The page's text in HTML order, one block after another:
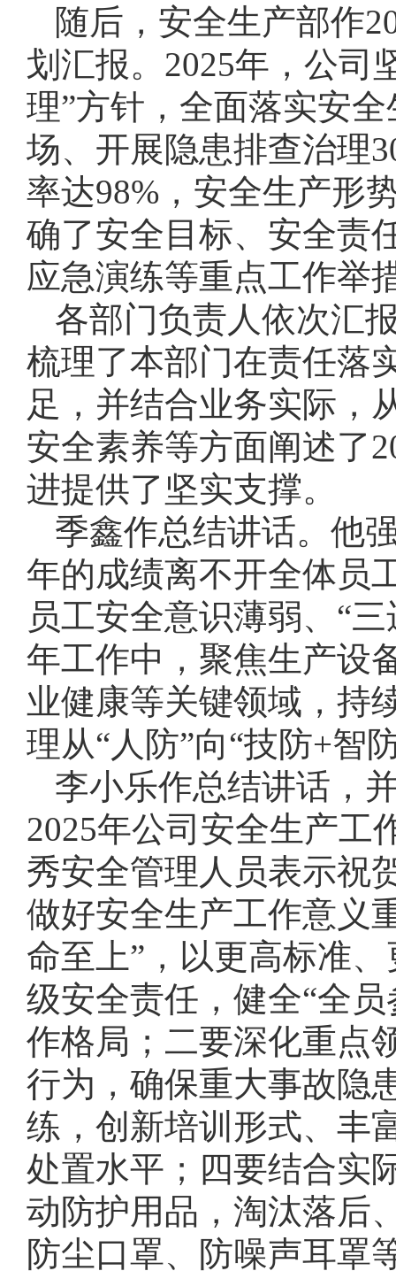
随后，安全生产部作
划汇报。2025年，公司
理”方针，全面落实安
场、开展隐患排查治理
率达98%，安全生产形
确了安全目标、安全责
应急演练等重点工作举
各部门负责人依次汇
梳理了本部门在责任落
足，并结合业务实际，
安全素养等方面阐述了
进提供了坚实支撑。
季鑫作总结讲话。他
年的成绩离不开全体员
员工安全意识薄弱、“
年工作中，聚焦生产设
业健康等关键领域，持
理从“人防”向“技防+智
李小乐作总结讲话，
2025年公司安全生产工
秀安全管理人员表示祝
做好安全生产工作意义
命至上”，以更高标准
级安全责任，健全“全
作格局；二要深化重点
行为，确保重大事故隐
练，创新培训形式、丰
处置水平；四要结合实
动防护用品，淘汰落后
防尘口罩、防噪声耳罩